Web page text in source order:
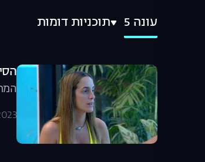
עונה 5 תוכניות דומות